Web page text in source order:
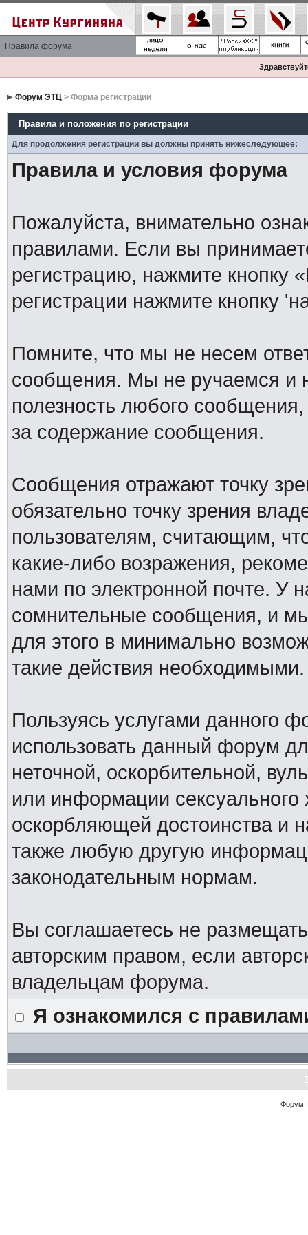
Правила форума
Форум ЭТЦ> Форма регистрации
Правила и положения по регистрации
Для продолжения регистрации вы должны принять нижеследующее:
Правила и условия форума
Пожалуйста, внимательно
правилами. Если вы
регистрацию, нажмите кнопку
регистрации нажмите кнопку
Помните, что мы не несем
сообщения. Мы не ручаемся и
полезность любого
за содержание сообщения.
Сообщения отражают точку
обязательно точку зрения
пользователям, считающим,
какие-либо возражения,
нами по электронной почте. У
сомнительные сообщения, и
для этого в минимально
такие действия необходимыми.
Пользуясь услугами данного
использовать данный форум
неточной, оскорбительной,
или информации
оскорбляющей достоинства и
также любую другую
законодательным нормам.
Вы соглашаетесь не
авторским правом, если
владельцам форума.
Я ознакомился с
Форум